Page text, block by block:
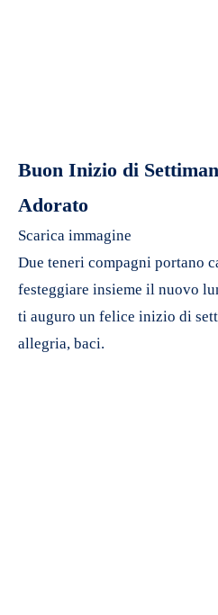
Buon Inizio di
Adorato
Scarica immagine
Due teneri compagni portano
festeggiare insieme il nuovo
ti auguro un felice inizio di
allegria, baci.